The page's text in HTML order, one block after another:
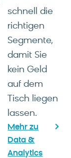
schnell die
richtigen
Segmente,
damit Sie
kein Geld
auf dem
Tisch liegen
lassen.
Mehr zu
Data &
Analytics